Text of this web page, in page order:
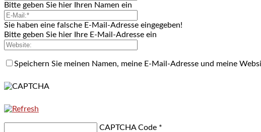
Bitte geben Sie hier Ihren Namen ein
Sie haben eine falsche E-Mail-Adresse eingegeben!
Bitte geben Sie hier Ihre E-Mail-Adresse ein
Speichern Sie meinen Namen, meine E-Mail-Adresse und meine
CAPTCHA Code *